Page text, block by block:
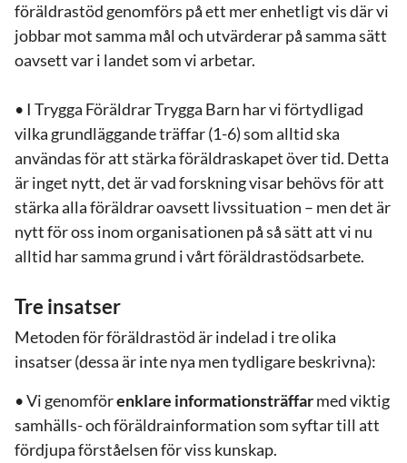
föräldrastöd genomförs på ett mer enhetligt vis där vi
jobbar mot samma mål och utvärderar på samma sätt
oavsett var i landet som vi arbetar.
• I Trygga Föräldrar Trygga Barn har vi förtydligad
vilka grundläggande träffar (1-6) som alltid ska
användas för att stärka föräldraskapet över tid. Detta
är inget nytt, det är vad forskning visar behövs för att
stärka alla föräldrar oavsett livssituation – men det är
nytt för oss inom organisationen på så sätt att vi nu
alltid har samma grund i vårt föräldrastödsarbete.
Tre insatser
Metoden för föräldrastöd är indelad i tre olika
insatser (dessa är inte nya men tydligare beskrivna):
• Vi genomförenklare informationsträffarmed viktig
samhälls- och föräldrainformation som syftar till att
fördjupa förståelsen för viss kunskap.